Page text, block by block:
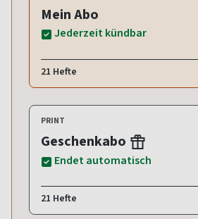
Mein Abo
Jederzeit kündbar
21 Hefte
PRINT
Geschenkabo
Endet automatisch
21 Hefte